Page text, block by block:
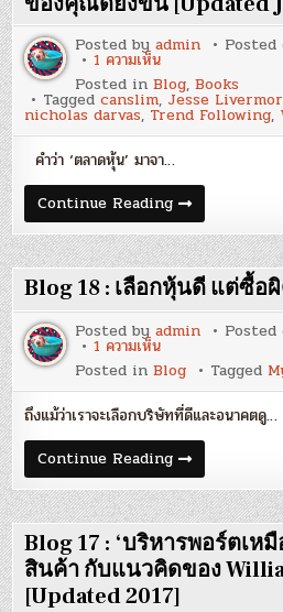
=
ผล
ตอบแทน
สูง
ขึ้น
Posted byadmin
1 ความเห็นบน
Blog
19
:
หนังสือ
ที่
จะ
ช่วย
ให้
กลยุทธ์
การ
ลงทุน
ของ
คุณ
ดี
ยิ่ง
ขึ้น
[Updated
July
2016]
Posted inBlog,Books
Taggedcanslim, Jesse
nicholas darvas, Trend Following,
คำว่า ‘ตลาดหุ้น’ มาจา…
Continue ReadingBlog
19
:
หนังสือ
ที่
จะ
ช่วย
ให้
กลยุทธ์
การ
ของ
คุณ
ดี
ยิ่ง
[Updated
July
2016]
Blog 18 : เลือกหุ้นดี แต่ซื้อ
Posted byadmin Posted
1 ความเห็นบน
Blog
18
:
เลือก
หุ้น
ดี
แต่
ซื้อ
ผิด
เวลา
Posted inBlog Tagged
ถึงแม้ว่าเราจะเลือกบริษัทที่ดีและอนาคตดู…
Continue ReadingBlog
18
:
เลือก
หุ้น
ดี
แต่
ซื้อ
ผิด
เวลา
Blog 17 : ‘บริหารพอร์ตเห
สินค้า กับแนวคิดของ
[Updated 2017]